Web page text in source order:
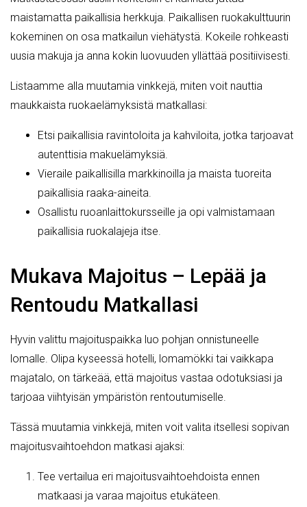
maistamatta paikallisia herkkuja. Paikallisen ruokakulttuurin
kokeminen on osa matkailun viehätystä. Kokeile rohkeasti
uusia makuja ja anna kokin luovuuden yllättää positiivisesti.
Listaamme alla muutamia vinkkejä, miten voit nauttia
maukkaista ruokaelämyksistä matkallasi:
Etsi paikallisia ravintoloita ja kahviloita, jotka tarjoavat
autenttisia makuelämyksiä.
Vieraile paikallisilla markkinoilla ja maista tuoreita
paikallisia raaka-aineita.
Osallistu ruoanlaittokursseille ja opi valmistamaan
paikallisia ruokalajeja itse.
Mukava Majoitus – Lepää ja
Rentoudu Matkallasi
Hyvin valittu majoituspaikka luo pohjan onnistuneelle
lomalle. Olipa kyseessä hotelli, lomamökki tai vaikkapa
majatalo, on tärkeää, että majoitus vastaa odotuksiasi ja
tarjoaa viihtyisän ympäristön rentoutumiselle.
Tässä muutamia vinkkejä, miten voit valita itsellesi sopivan
majoitusvaihtoehdon matkasi ajaksi:
Tee vertailua eri majoitusvaihtoehdoista ennen
matkaasi ja varaa majoitus etukäteen.